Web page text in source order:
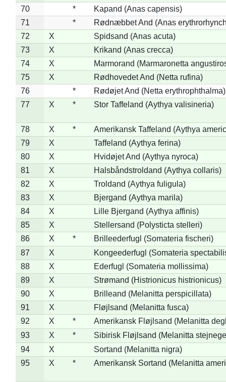
70
*
Kapand (Anas capensis)
71
*
Rødnæbbet And (Anas
72
X
Spidsand (Anas acuta)
73
X
Krikand (Anas crecca)
74
X
Marmorand (Marmaronetta
75
X
Rødhovedet And (Netta rufina)
76
*
Rødøjet And (Netta erythrophthalma)
77
X * Stor Taffeland (Aythya valisineria)
78 X *
Amerikansk Taffeland (Aythya
79
X
Taffeland (Aythya ferina)
80
X
Hvidøjet And (Aythya nyroca)
81
X
Halsbåndstroldand (Aythya collaris)
82
X
Troldand (Aythya fuligula)
83
X
Bjergand (Aythya marila)
84
X
Lille Bjergand (Aythya affinis)
85
X
Stellersand (Polysticta stelleri)
86
X *
Brilleederfugl (Somateria fischeri)
87
X
Kongeederfugl (Somateria
88
X
Ederfugl (Somateria mollissima)
89
X
Strømand (Histrionicus histrionicus)
90
X
Brilleand (Melanitta perspicillata)
91
X
Fløjlsand (Melanitta fusca)
92
X *
Amerikansk Fløjlsand (Melanitta
93
X *
Sibirisk Fløjlsand (Melanitta
94
X
Sortand (Melanitta nigra)
95
X * Amerikansk Sortand (Melanitta